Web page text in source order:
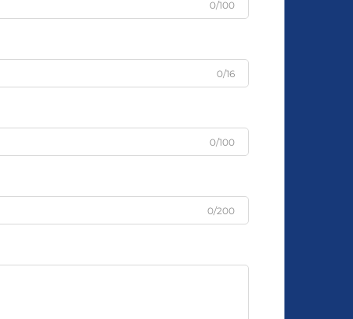
0/100
0/16
0/100
0/200